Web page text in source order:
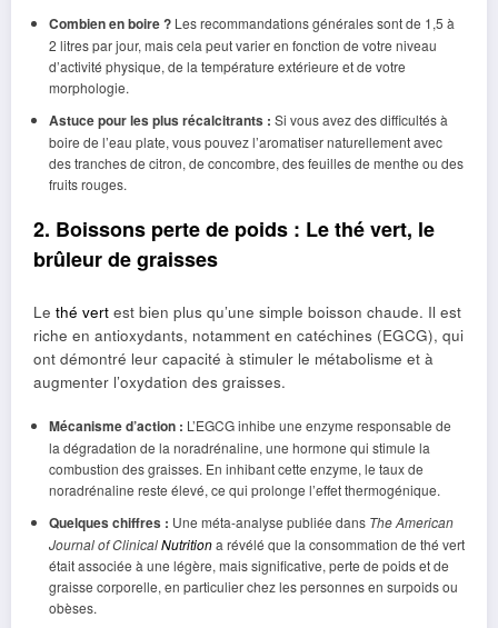
Combien en boire ?Les recommandations générales sont de 1,5 à
2 litres par jour, mais cela peut varier en fonction de votre niveau
d’activité physique, de la température extérieure et de votre
morphologie.
Astuce pour les plus récalcitrants : Si vous avez des difficultés à
boire de l’eau plate, vous pouvez l’aromatiser naturellement avec
des tranches de citron, de concombre, des feuilles de menthe ou des
fruits rouges.
2. Boissons perte de poids : Le thé vert, le
brûleur de graisses
Le thé vert est bien plus qu’une simple boisson chaude. Il est
riche en antioxydants, notamment en catéchines (EGCG), qui
ont démontré leur capacité à stimuler le métabolisme et à
augmenter l’oxydation des graisses.
Mécanisme d’action : L’EGCG inhibe une enzyme responsable de
la dégradation de la noradrénaline, une hormone qui stimule la
combustion des graisses. En inhibant cette enzyme, le taux de
noradrénaline reste élevé, ce qui prolonge l’effet thermogénique.
Quelques chiffres : Une méta-analyse publiée dans The American
Journal of ClinicalNutritiona révélé que la consommation de thé vert
était associée à une légère, mais significative, perte de poids et de
graisse corporelle, en particulier chez les personnes en surpoids ou
obèses.